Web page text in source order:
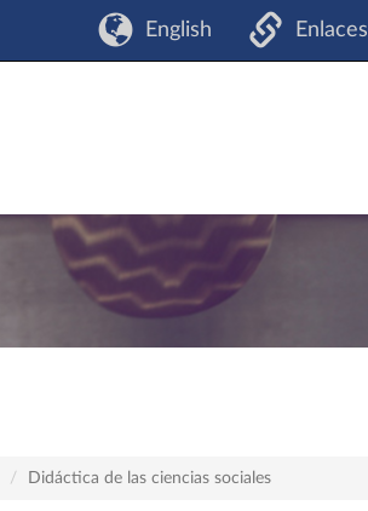
English Enlaces
Didáctica de las ciencias sociales